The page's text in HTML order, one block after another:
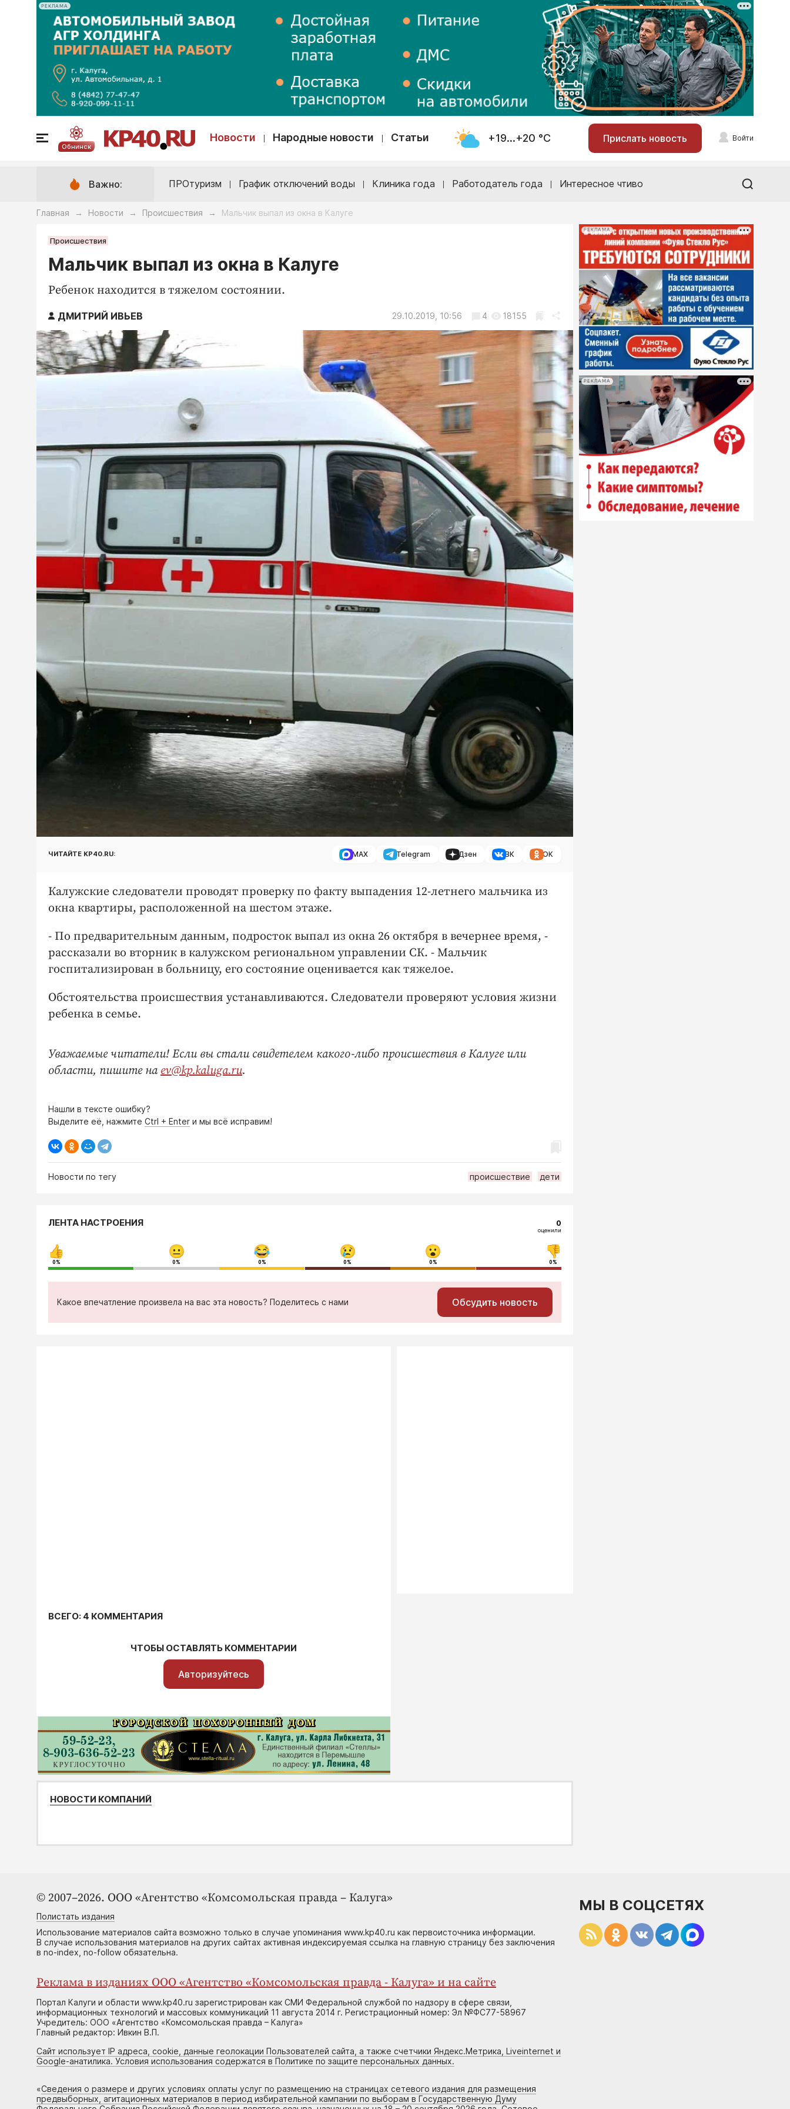
РЕКЛАМА
Обнинск
Новости Народные новости Статьи +19...+20 °С Прислать новость Войти
Важно: ПРОтуризм График отключений воды Клиника года Работодатель года Интересное чтиво
Главная → Новости → Происшествия → Мальчик выпал из окна в Калуге
Происшествия
Мальчик выпал из окна в Калуге
Ребенок находится в тяжелом состоянии.
ДМИТРИЙ ИВЬЕВ 29.10.2019, 10:56 4 18155
ЧИТАЙТЕ KP40.RU: MAX Telegram Дзен ВК ОК
Калужские следователи проводят проверку по факту выпадения 12-летнего мальчика из
окна квартиры, расположенной на шестом этаже.
- По предварительным данным, подросток выпал из окна 26 октября в вечернее время, -
рассказали во вторник в калужском региональном управлении СК. - Мальчик
госпитализирован в больницу, его состояние оценивается как тяжелое.
Обстоятельства происшествия устанавливаются. Следователи проверяют условия жизни
ребенка в семье.
Уважаемые читатели! Если вы стали свидетелем какого-либо происшествия в Калуге или
области, пишите на ev@kp.kaluga.ru.
Нашли в тексте ошибку?
Выделите её, нажмите Ctrl + Enter и мы всё исправим!
Новости по тегу происшествие дети
РЕКЛАМА
РЕКЛАМА
ЛЕНТА НАСТРОЕНИЯ 0
оценили
0% 0% 0% 0% 0% 0%
Какое впечатление произвела на вас эта новость? Поделитесь с нами Обсудить новость
ВСЕГО: 4 КОММЕНТАРИЯ
ЧТОБЫ ОСТАВЛЯТЬ КОММЕНТАРИИ
Авторизуйтесь
НОВОСТИ КОМПАНИЙ
© 2007–2026. ООО «Агентство «Комсомольская правда – Калуга»
Полистать издания
Использование материалов сайта возможно только в случае упоминания www.kp40.ru как первоисточника информации.
В случае использования материалов на других сайтах активная индексируемая ссылка на главную страницу без заключения
в no-index, no-follow обязательна.
Реклама в изданиях ООО «Агентство «Комсомольская правда - Калуга» и на сайте
Портал Калуги и области www.kp40.ru зарегистрирован как СМИ Федеральной службой по надзору в сфере связи,
информационных технологий и массовых коммуникаций 11 августа 2014 г. Регистрационный номер: Эл №ФС77-58967
Учредитель: ООО «Агентство «Комсомольская правда – Калуга»
Главный редактор: Ивкин В.П.
Сайт использует IP адреса, cookie, данные геолокации Пользователей сайта, а также счетчики Яндекс.Метрика, Liveinternet и
Google-анатилика. Условия использования содержатся в Политике по защите персональных данных.
«Сведения о размере и других условиях оплаты услуг по размещению на страницах сетевого издания для размещения
предвыборных, агитационных материалов в период избирательной кампании по выборам в Государственную Думу
МЫ В СОЦСЕТЯХ